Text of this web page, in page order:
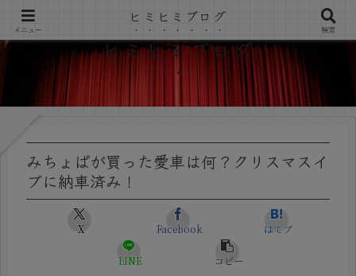
ヒミヒミブログ
みちょぱが買った愛車は何？クリスマスイ
ブに納車済み！
X Facebook はてブ
LINE コピー
メニュー
ヒミヒミブログ
検索